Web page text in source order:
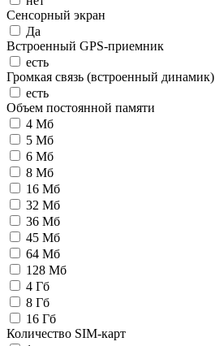
Сенсорный экран
Да
Встроенный GPS-приемник
есть
Громкая связь (встроенный динамик)
есть
Объем постоянной памяти
4 Мб
5 Мб
6 Мб
8 Мб
16 Мб
32 Мб
36 Мб
45 Мб
64 Мб
128 Мб
4 Гб
8 Гб
16 Гб
Количество SIM-карт